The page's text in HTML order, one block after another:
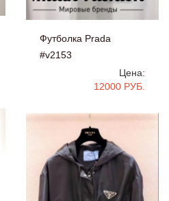
Футболка Prada
#v2153
Цена:
12000 РУБ.